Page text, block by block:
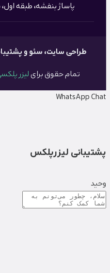
پاساژ بنفشه، طبقه اول،
تمام حقوق برایلیزر
طراحی سایت، سئو و
WhatsApp Chat
پشتیبانی لیزرپلکس
وحید